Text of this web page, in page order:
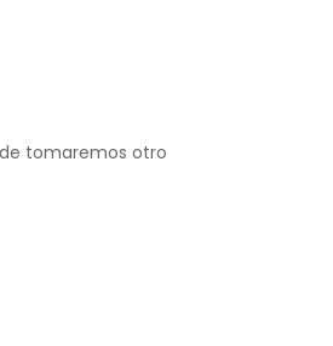
tomaremos otro